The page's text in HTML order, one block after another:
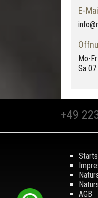
E-Mail
Mo-
Sa
+49
AGB